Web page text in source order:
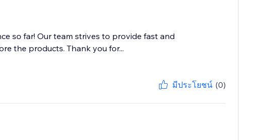
so far! Our team strives to provide fast and
the products. Thank you for...
มีประโยชน์ (0)